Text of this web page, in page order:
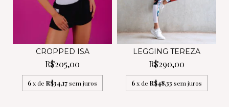
CROPPED ISA
R$205,00
6x de R$34,17sem juros
LEGGING TEREZA
R$290,00
6x de R$48,33 sem juros